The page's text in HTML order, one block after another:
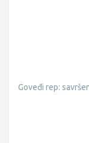
Goveđi rep: